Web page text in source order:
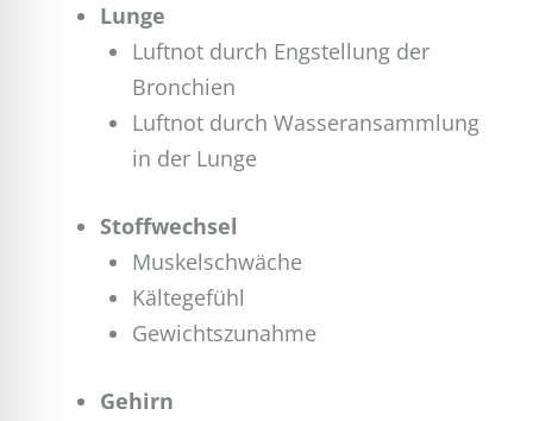
Lunge
Luftnot durch Engstellung der
Bronchien
Luftnot durch Wasseransammlung
in der Lunge
Stoffwechsel
Muskelschwäche
Kältegefühl
Gewichtszunahme
Gehirn